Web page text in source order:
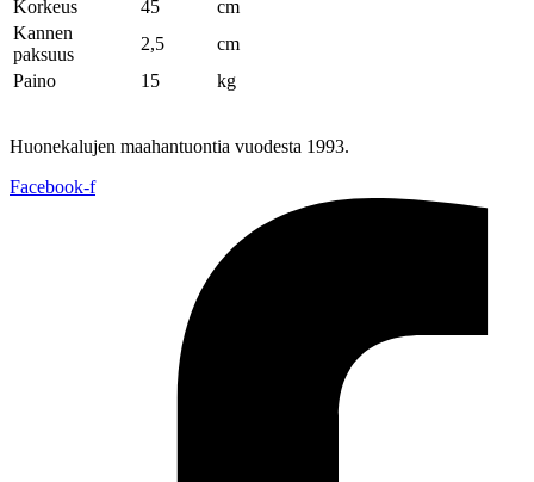
Korkeus
45
cm
Kannen
paksuus
2,5
cm
Paino
15 kg
Huonekalujen maahantuontia vuodesta 1993.
Facebook-f